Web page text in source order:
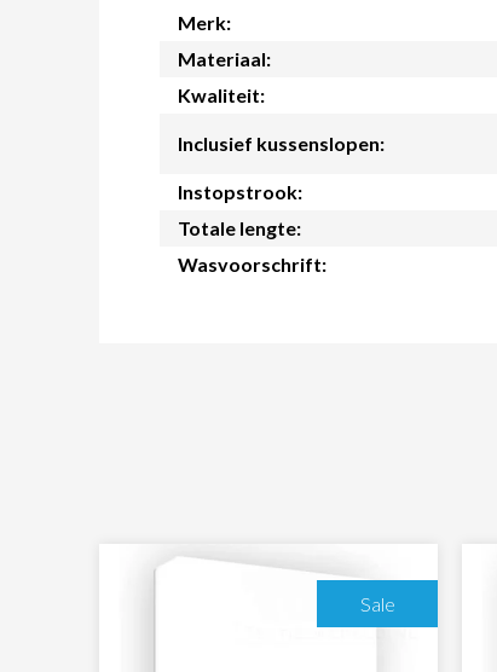
Merk:
Materiaal:
Kwaliteit:
Inclusief kussenslopen:
Instopstrook:
Totale lengte:
Wasvoorschrift:
Sale